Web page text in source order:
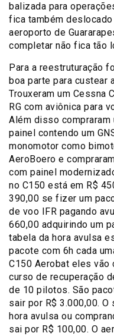
balizada para
fica também
aeroporto de
completar não fica tão
Para a reestruturação
boa parte para custear
Trouxeram um Cessna
RG com aviônica para
Além disso compraram
painel contendo um
monomotor como
AeroBoero e
com painel
no C150 está em R$
390,00 se fizer um
de voo IFR pagando
660,00 adquirindo um
tabela da hora avulsa
pacote com 6h cada
C150 Aerobat eles
curso de recuperação
de 10 pilotos. São
sair por R$ 3.000,00.
hora avulsa ou
sai por R$ 100,00. O